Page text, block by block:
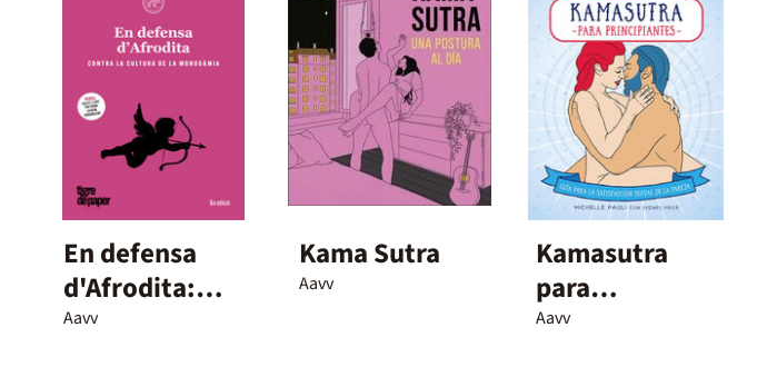
En defensa
d'Afrodita:
contra la
Aavv
Kama Sutra
Aavv
Kamasutra
para
principiantes
Aavv